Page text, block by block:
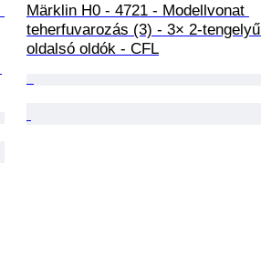
Märklin H0 - 4721 - Modellvonat
teherfuvarozás (3) - 3× 2-tengelyű
oldalsó oldók - CFL